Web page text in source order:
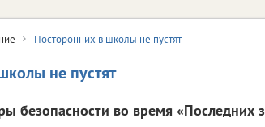
Посторонних в школы не пустят
не пустят
безопасности во время «Последних